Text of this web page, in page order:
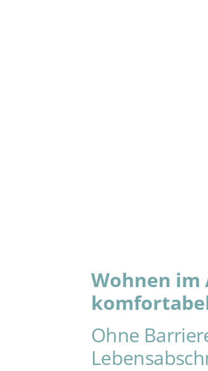
Wohnen im
Ohne